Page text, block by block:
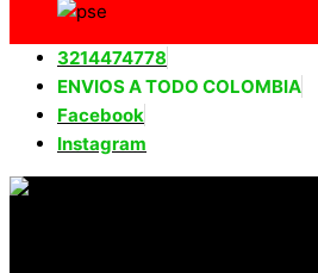
3214474778
ENVIOS A TODO COLOMBIA
Facebook
Instagram